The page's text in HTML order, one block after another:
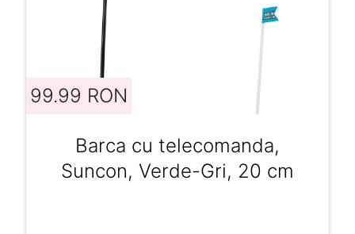
99.99 RON
Barca cu telecomanda,
Suncon, Verde-Gri, 20 cm